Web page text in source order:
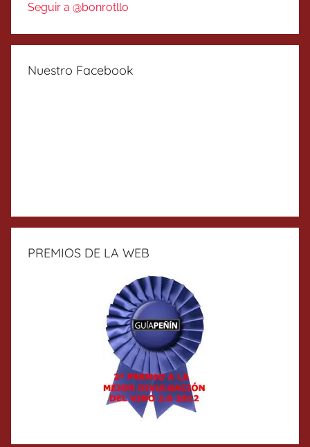
Seguir a @bonrotllo
Nuestro Facebook
PREMIOS DE LA WEB